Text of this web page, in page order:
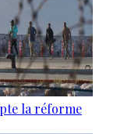
la réforme